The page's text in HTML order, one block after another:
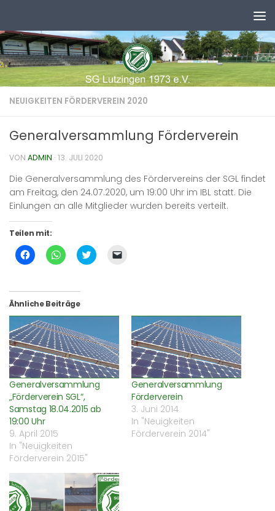
NEUIGKEITEN FÖRDERVEREIN 2020
Generalversammlung Förderverein
VON ADMIN · 13. JULI 2020
Die Generalversammlung des Fördervereins der SGL findet
am Freitag, den 24.07.2020, um 19:00 Uhr im IBL statt. Die
Einlungen an alle Mitglieder wurden bereits verteilt.
Teilen mit:
Klick,
um
teilen
(Wird
in
neuem
Fenster
geöffnet)
Klicken,
um
teilen
(Wird
in
neuem
Fenster
geöffnet)
Klick,
um
neuem Mail
senden
(Wird
neuem
Fenster
geöffnet)
Ähnliche Beiträge
Generalversammlung
„Förderverein SGL“,
Samstag 18.04.2015 ab
19:00 Uhr
9. April 2015
In "Neuigkeiten
Förderverein 2015"
Generalversammlung
Förderverein
3. Juni 2014
In "Neuigkeiten
Förderverein 2014"